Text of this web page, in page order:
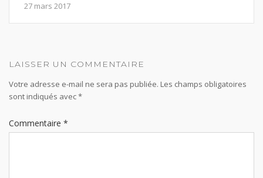
27 mars 2017
LAISSER UN COMMENTAIRE
Votre adresse e-mail ne sera pas publiée. Les champs obligatoires
sont indiqués avec*
Commentaire *